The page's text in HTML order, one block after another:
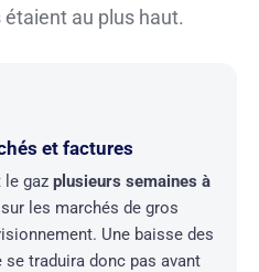
au plus haut.
et factures
le gaz plusieurs semaines à
sur les marchés de gros
Une baisse des
traduira donc pas avant